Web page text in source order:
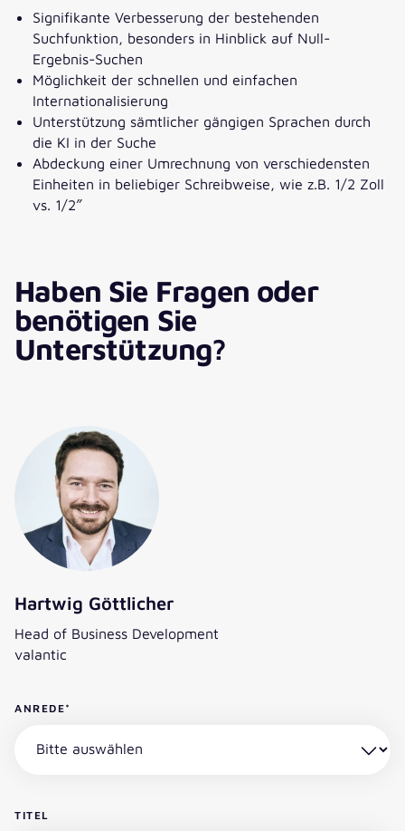
Signifikante Verbesserung der bestehenden
Suchfunktion, besonders in Hinblick auf Null-
Ergebnis-Suchen
Möglichkeit der schnellen und einfachen
Internationalisierung
Unterstützung sämtlicher gängigen Sprachen durch
die KI in der Suche
Abdeckung einer Umrechnung von verschiedensten
Einheiten in beliebiger Schreibweise, wie z.B. 1/2 Zoll
vs. 1/2″
Haben Sie Fragen oder
benötigen Sie
Unterstützung?
Hartwig Göttlicher
Head of Business Development
valantic
ANREDE*
TITEL